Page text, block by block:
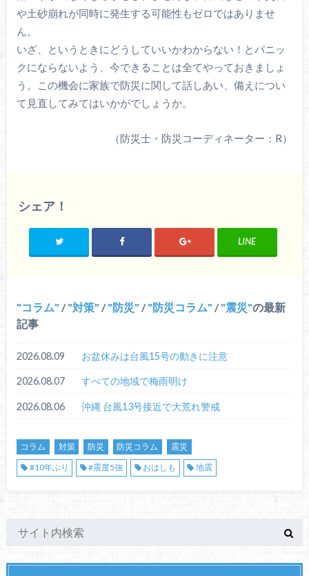
や土砂崩れが同時に発生する可能性もゼロではありませ
ん。
いざ、というときにどうしていいかわからない！とパニッ
クにならないよう、今できることは全てやっておきましょ
う。この機会に家族で防災に関して話しあい、備えについ
て見直してみてはいかがでしょうか。
（防災士・防災コーディネーター：R）
シェア！
LINE
コラム / 対策 / 防災 / 防災コラム / 震災 の最新
記事
2026.08.09 お盆休みは台風15号の動きに注意
2026.08.07 すべての地域で梅雨明け
2026.08.06 沖縄 台風13号接近で大荒れ警戒
コラム 対策 防災 防災コラム
震災
#10年ぶり
#震度5強 おはしも 地震